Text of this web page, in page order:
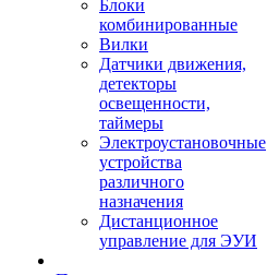
Блоки
комбинированные
Вилки
Датчики движения,
детекторы
освещенности,
таймеры
Электроустановочные
устройства
различного
назначения
Дистанционное
управление для ЭУИ